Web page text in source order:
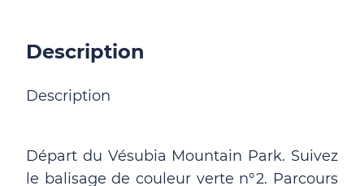
Description
Description
Départ du Vésubia Mountain Park. Suivez
le balisage de couleur verte n°2. Parcours